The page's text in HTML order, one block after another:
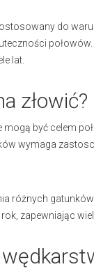
do
lat.
złowić?
być celem
wymaga
różnych
zapewniając